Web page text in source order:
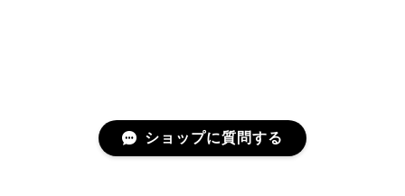
ショップに質問する